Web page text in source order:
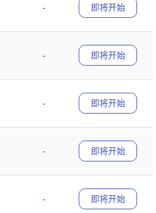
-
即将开始
-
即将开始
-
即将开始
-
即将开始
-
即将开始